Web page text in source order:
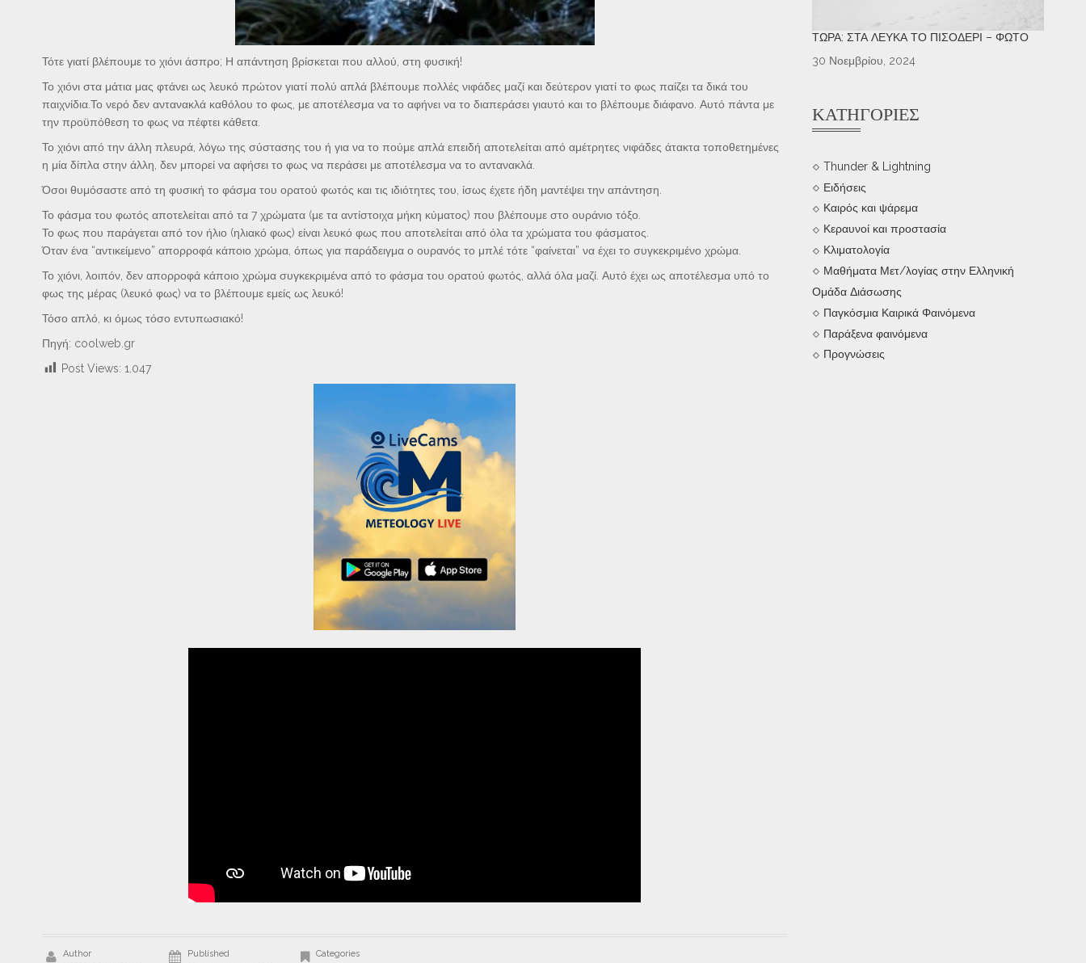
Τότε γιατί βλέπουμε το χιόνι άσπρο; Η απάντηση βρίσκεται που αλλού, στη φυσική!
Το χιόνι στα μάτια μας φτάνει ως λευκό πρώτον γιατί πολύ απλά βλέπουμε πολλές νιφάδες μαζί και δεύτερον γιατί το φως παίζει τα δικά του
παιχνίδια.Το νερό δεν αντανακλά καθόλου το φως, με αποτέλεσμα να το αφήνει να το διαπεράσει γιαυτό και το βλέπουμε διάφανο. Αυτό πάντα με
την προϋπόθεση το φως να πέφτει κάθετα.
Το χιόνι από την άλλη πλευρά, λόγω της σύστασης του ή για να το πούμε απλά επειδή αποτελείται από αμέτρητες νιφάδες άτακτα τοποθετημένες
η μία δίπλα στην άλλη, δεν μπορεί να αφήσει το φως να περάσει με αποτέλεσμα να το αντανακλά.
Όσοι θυμόσαστε από τη φυσική το φάσμα του ορατού φωτός και τις ιδιότητες του, ίσως έχετε ήδη μαντέψει την απάντηση.
Το φάσμα του φωτός αποτελείται από τα 7 χρώματα (με τα αντίστοιχα μήκη κύματος) που βλέπουμε στο ουράνιο τόξο.
Το φως που παράγεται από τον ήλιο (ηλιακό φως) είναι λευκό φως που αποτελείται από όλα τα χρώματα του φάσματος.
Όταν ένα “αντικείμενο” απορροφά κάποιο χρώμα, όπως για παράδειγμα ο ουρανός το μπλέ τότε “φαίνεται” να έχει το συγκεκριμένο χρώμα.
Το χιόνι, λοιπόν, δεν απορροφά κάποιο χρώμα συγκεκριμένα από το φάσμα του ορατού φωτός, αλλά όλα μαζί. Αυτό έχει ως αποτέλεσμα υπό το
φως της μέρας (λευκό φως) να το βλέπουμε εμείς ως λευκό!
Τόσο απλό, κι όμως τόσο εντυπωσιακό!
Πηγή: coolweb.gr
Post Views: 1.047
Author Published Categories
ΤΏΡΑ: ΣΤΑ ΛΕΥΚΆ ΤΟ ΠΙΣΟΔΈΡΙ – ΦΩΤΌ
30 Νοεμβρίου, 2024
ΚΑΤΗΓΟΡΊΕΣ
Thunder & Lightning
Ειδήσεις
Καιρός και ψάρεμα
Κεραυνοί και προστασία
Κλιματολογία
Μαθήματα Μετ/λογίας στην Ελληνική
Ομάδα Διάσωσης
Παγκόσμια Καιρικά Φαινόμενα
Παράξενα φαινόμενα
Προγνώσεις